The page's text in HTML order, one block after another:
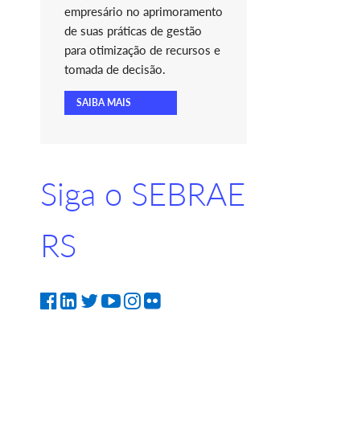
empresário no aprimoramento
de suas práticas de gestão
para otimização de recursos e
tomada de decisão.
SAIBA MAIS
Siga o SEBRAE
RS